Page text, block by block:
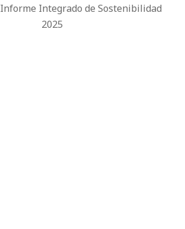
Informe Integrado de Sostenibilidad
2025